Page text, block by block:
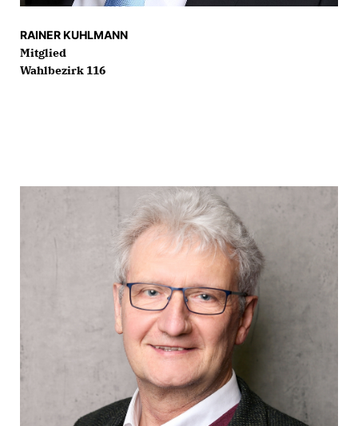
RAINER KUHLMANN
Mitglied
Wahlbezirk 116